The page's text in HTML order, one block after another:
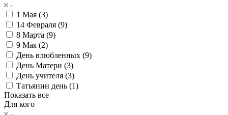
1 Мая (3)
14 Февраля (9)
8 Марта (9)
9 Мая (2)
День влюбленных (9)
День Матери (3)
День учителя (3)
Татьянин день (1)
Показать все
Для кого